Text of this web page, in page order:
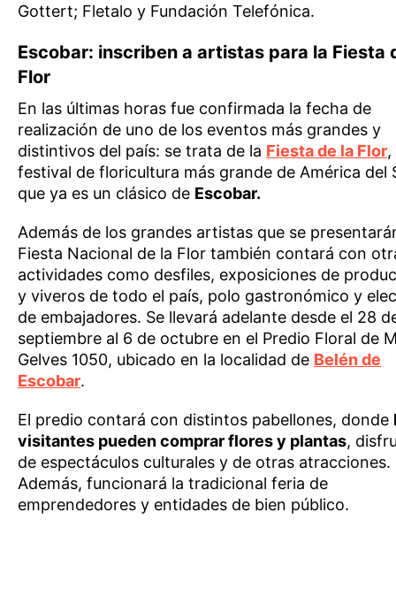
Gottert; Fletalo y Fundación Telefónica.
Escobar: inscriben a artistas para la Fiesta
Flor
En las últimas horas fue confirmada la fecha de
realización de uno de los eventos más grandes y
distintivos del país: se trata de la Fiesta de la Flor,
festival de floricultura más grande de América del
que ya es un clásico de Escobar.
Además de los grandes artistas que se
Fiesta Nacional de la Flor también contará con
actividades como desfiles, exposiciones de
y viveros de todo el país, polo gastronómico y
de embajadores. Se llevará adelante desde el 28
septiembre al 6 de octubre en el Predio Floral de
Gelves 1050, ubicado en la localidad de Belén de
Escobar.
El predio contará con distintos pabellones, donde
visitantes pueden comprar flores y plantas,
de espectáculos culturales y de otras atracciones.
Además, funcionará la tradicional feria de
emprendedores y entidades de bien público.